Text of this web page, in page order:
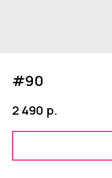
#90
2 490 р.